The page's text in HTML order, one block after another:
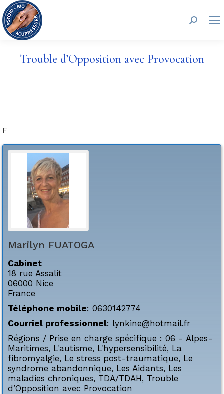
Trouble d’Opposition avec Provocation
F
Marilyn FUATOGA
Cabinet
18 rue Assalit
06000 Nice
France
Téléphone mobile: 0630142774
Courriel professionnel: lynkine@hotmail.fr
Régions / Prise en charge spécifique : 06 - Alpes-
Maritimes, L'autisme, L'hypersensibilité, La
fibromyalgie, Le stress post-traumatique, Le
syndrome abandonnique, Les Aidants, Les
maladies chroniques, TDA/TDAH, Trouble
d’Opposition avec Provocation